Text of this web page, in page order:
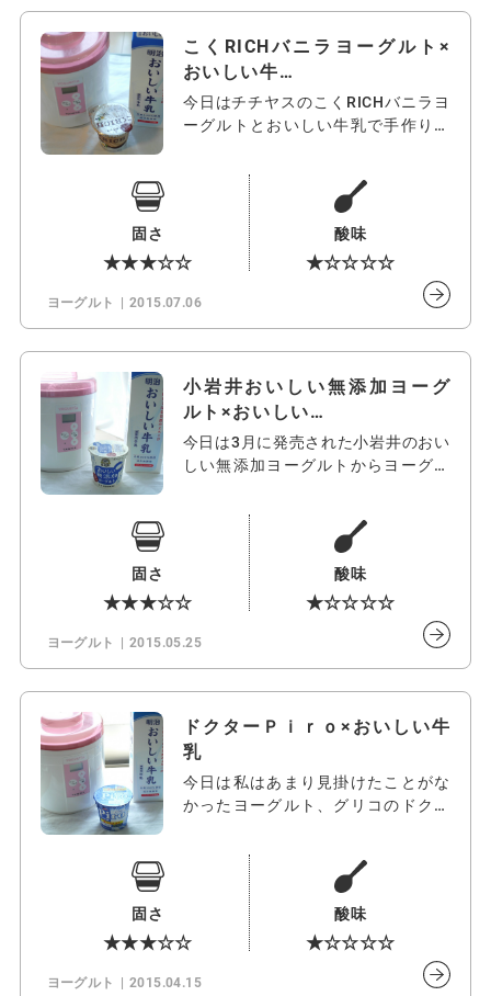
こくRICHバニラヨーグルト×
おいしい牛…
今日はチチヤスのこくRICHバニラヨ
ーグルトとおいしい牛乳で手作りヨ
固さ
★★★☆☆
酸味
★☆☆☆☆
ヨーグルト 2015.07.06
小岩井おいしい無添加ヨーグ
ルト×おいしい…
今日は3月に発売された小岩井のおい
しい無添加ヨーグルトからヨーグル
固さ
★★★☆☆
酸味
★☆☆☆☆
ヨーグルト 2015.05.25
ドクターＰｉｒｏ×おいしい牛
乳
今日は私はあまり見掛けたことがな
かったヨーグルト、グリコのドクタ
固さ
★★★☆☆
酸味
★☆☆☆☆
ヨーグルト 2015.04.15